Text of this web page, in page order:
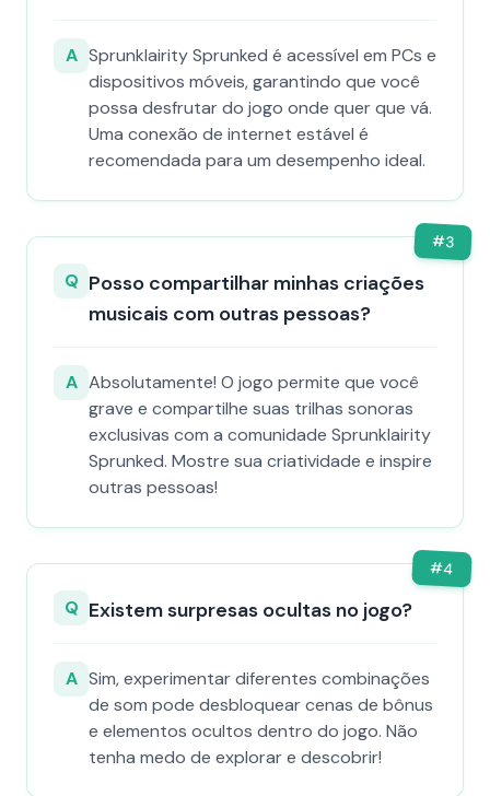
A Sprunklairity Sprunked é acessível em PCs e
dispositivos móveis, garantindo que você
possa desfrutar do jogo onde quer que vá.
Uma conexão de internet estável é
recomendada para um desempenho ideal.
#3
Q Posso compartilhar minhas criações
musicais com outras pessoas?
A Absolutamente! O jogo permite que você
grave e compartilhe suas trilhas sonoras
exclusivas com a comunidade Sprunklairity
Sprunked. Mostre sua criatividade e inspire
outras pessoas!
#4
Q Existem surpresas ocultas no jogo?
A Sim, experimentar diferentes combinações
de som pode desbloquear cenas de bônus
e elementos ocultos dentro do jogo. Não
tenha medo de explorar e descobrir!